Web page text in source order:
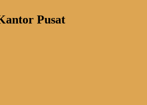
Pusat